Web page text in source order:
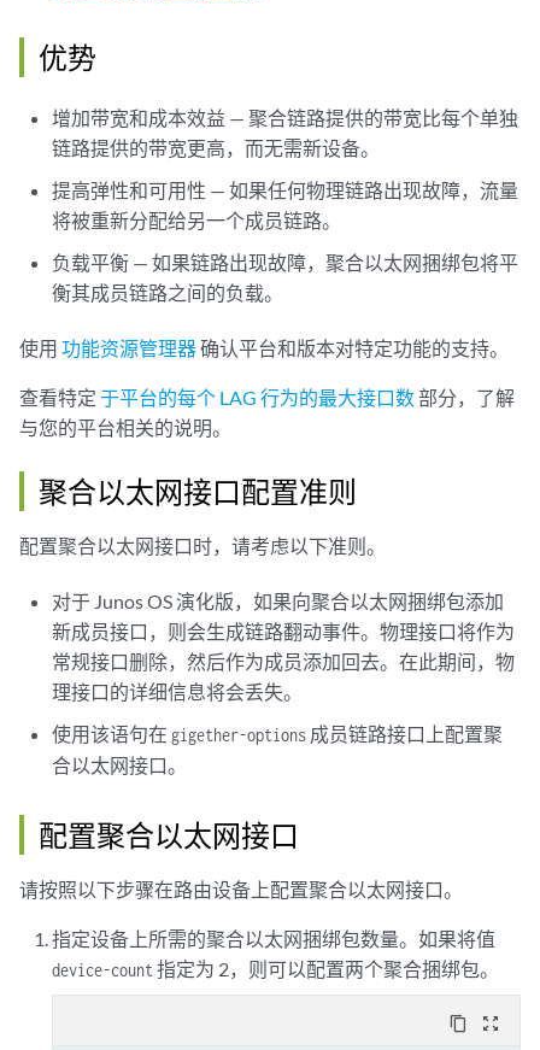
优势
增加带宽和成本效益 — 聚合链路提供的带宽比每个单独
链路提供的带宽更高，而无需新设备。
提高弹性和可用性 — 如果任何物理链路出现故障，流量
将被重新分配给另一个成员链路。
负载平衡 — 如果链路出现故障，聚合以太网捆绑包将平
衡其成员链路之间的负载。
使用 功能资源管理器确认平台和版本对特定功能的支持。
查看特定 于平台的每个 LAG 行为的最大接口数部分，了解
与您的平台相关的说明。
聚合以太网接口配置准则
配置聚合以太网接口时，请考虑以下准则。
对于 Junos OS 演化版，如果向聚合以太网捆绑包添加
新成员接口，则会生成链路翻动事件。物理接口将作为
常规接口删除，然后作为成员添加回去。在此期间，物
理接口的详细信息将会丢失。
使用该语句在 gigether-options 成员链路接口上配置聚
合以太网接口。
配置聚合以太网接口
请按照以下步骤在路由设备上配置聚合以太网接口。
指定设备上所需的聚合以太网捆绑包数量。如果将值
device-count指定为 2，则可以配置两个聚合捆绑包。
content_copy zoom_out_map